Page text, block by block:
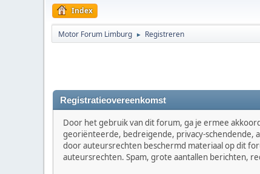
Index
Motor Forum Limburg ► Registreren
Registratieovereenkomst
Door het gebruik van dit forum, ga je ermee
georiënteerde, bedreigende, privacy-schendende,
door auteursrechten beschermd materiaal op dit
auteursrechten. Spam, grote aantallen berichten,